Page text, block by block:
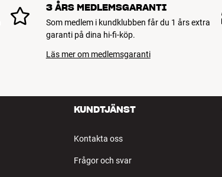
3 ÅRS MEDLEMSGARANTI
Som medlem i kundklubben får du 1 års extra
garanti på dina hi-fi-köp.
Läs mer om medlemsgaranti
KUNDTJÄNST
Kontakta oss
Frågor och svar